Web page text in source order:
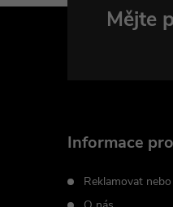
Mějte
Informace
Reklamovat